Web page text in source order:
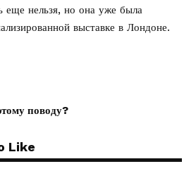
еще нельзя, но она уже была
выставке в Лондоне.
поводу?
Like